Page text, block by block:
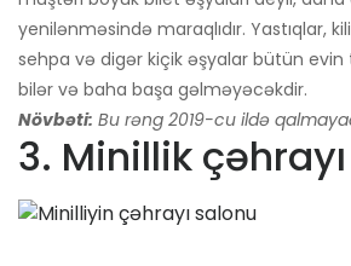
yenilənməsində maraqlıdır. Yastıqlar,
sehpa və digər kiçik əşyalar bütün
bilər və baha başa gəlməyəcəkdir.
Növbəti: Bu rəng 2019-cu ildə
3. Minillik çəhrayı